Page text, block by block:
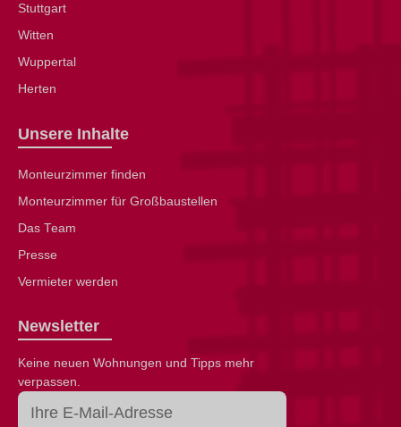
Stuttgart
Witten
Wuppertal
Herten
Unsere Inhalte
Monteurzimmer finden
Monteurzimmer für Großbaustellen
Das Team
Presse
Vermieter werden
Newsletter
Keine neuen Wohnungen und Tipps mehr
verpassen.